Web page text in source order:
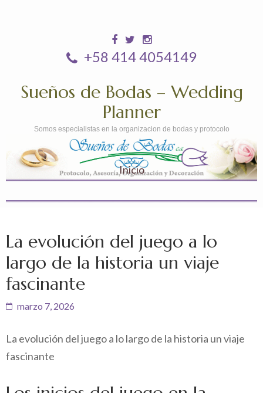
+58 414 4054149
Sueños de Bodas – Wedding
Planner
Somos especialistas en la organizacion de bodas y protocolo
Inicio
La evolución del juego a lo
largo de la historia un viaje
fascinante
marzo 7, 2026
La evolución del juego a lo largo de la historia un viaje
fascinante